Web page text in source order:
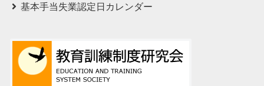
基本手当失業認定日カレンダー